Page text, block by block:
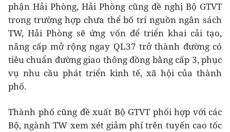
phận Hải Phòng, Hải Phòng cũng đề nghị Bộ GTVT
trong trường hợp chưa thể bố trí nguồn ngân sách
TW, Hải Phòng sẽ ứng vốn để triển khai cải tạo,
nâng cấp mở rộng ngay QL37 trở thành đường có
tiêu chuẩn đường giao thông đồng bằng cấp 3, phục
vụ nhu cầu phát triển kinh tế, xã hội của thành
phố.
Thành phố cũng đề xuất Bộ GTVT phối hợp với các
Bộ, ngành TW xem xét giảm phí trên tuyến cao tốc